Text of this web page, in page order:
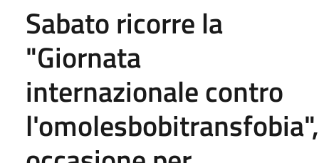
Sabato ricorre la
"Giornata
internazionale contro
l'omolesbobitransfobia",